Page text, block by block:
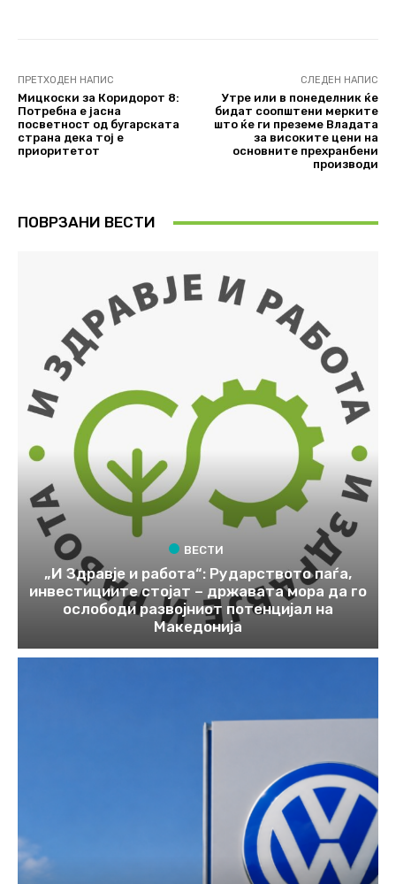
ПРЕТХОДЕН НАПИС
Мицкоски за Коридорот 8:
Потребна е јасна
посветност од бугарската
страна дека тој е
приоритетот
СЛЕДЕН НАПИС
Утре или в понеделник ќе
бидат соопштени мерките
што ќе ги преземе Владата
за високите цени на
основните прехранбени
производи
ПОВРЗАНИ ВЕСТИ
ВЕСТИ
„И Здравје и работа“: Рударството паѓа,
инвестициите стојат – државата мора да го
ослободи развојниот потенцијал на
Македонија